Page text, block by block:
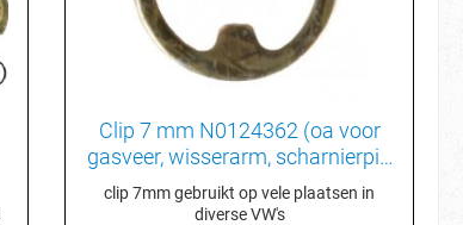
Clip 7 mm N0124362 (oa voor
gasveer, wisserarm, scharnierpin
etc)
clip 7mm gebruikt op vele plaatsen in
diverse VW's